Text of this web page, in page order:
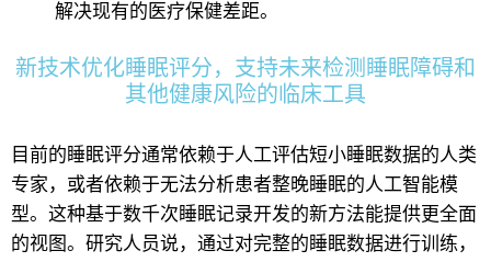
解决现有的医疗保健差距。
新技术优化睡眠评分，支持未来检测睡眠障碍和
其他健康风险的临床工具
目前的睡眠评分通常依赖于人工评估短小睡眠数据的人类
专家，或者依赖于无法分析患者整晚睡眠的人工智能模
型。这种基于数千次睡眠记录开发的新方法能提供更全面
的视图。研究人员说，通过对完整的睡眠数据进行训练，